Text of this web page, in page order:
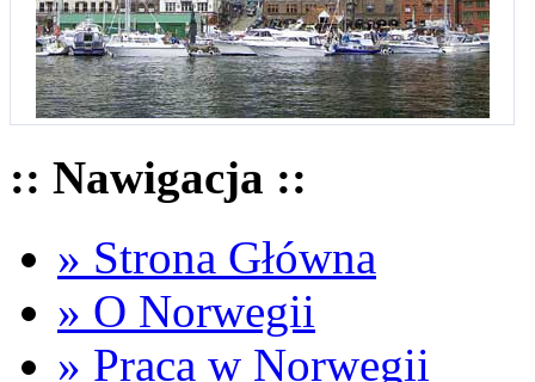
:: Nawigacja ::
» Strona Główna
» O Norwegii
» Praca w Norwegii